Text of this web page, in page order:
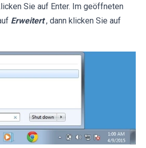
Sie auf Enter. Im geöffneten
Erweitert , dann klicken Sie auf